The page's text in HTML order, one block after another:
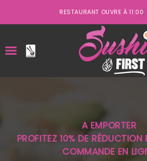
RESTAURANT OUVRE À 11:00
LA CARTE
VOTRE COMPTE
A EMPORTER
PROFITEZ 10% DE
COMMANDE EN